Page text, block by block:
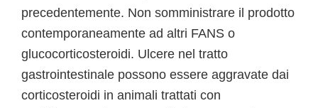
precedentemente. Non somministrare il prodotto
contemporaneamente ad altri FANS o
glucocorticosteroidi. Ulcere nel tratto
gastrointestinale possono essere aggravate dai
corticosteroidi in animali trattati con